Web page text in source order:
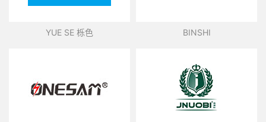
YUE SE 栎色 BINSHI